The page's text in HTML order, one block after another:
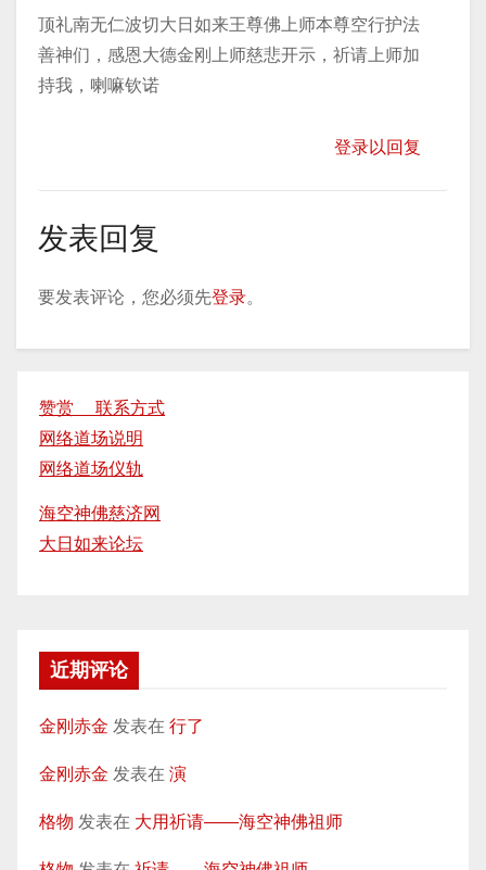
顶礼南无仁波切大日如来王尊佛上师本尊空行护法
善神们，感恩大德金刚上师慈悲开示，祈请上师加
持我，喇嘛钦诺
登录以回复
发表回复
要发表评论，您必须先登录。
赞赏 联系方式
网络道场说明
网络道场仪轨
海空神佛慈济网
大日如来论坛
近期评论
金刚赤金 发表在 行了
金刚赤金 发表在 演
格物 发表在 大用祈请——海空神佛祖师